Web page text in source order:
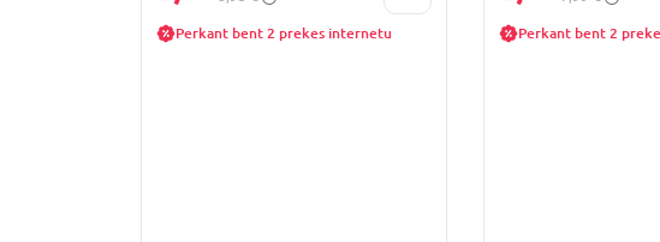
Perkant bent 2 prekes internetu Perkant bent 2